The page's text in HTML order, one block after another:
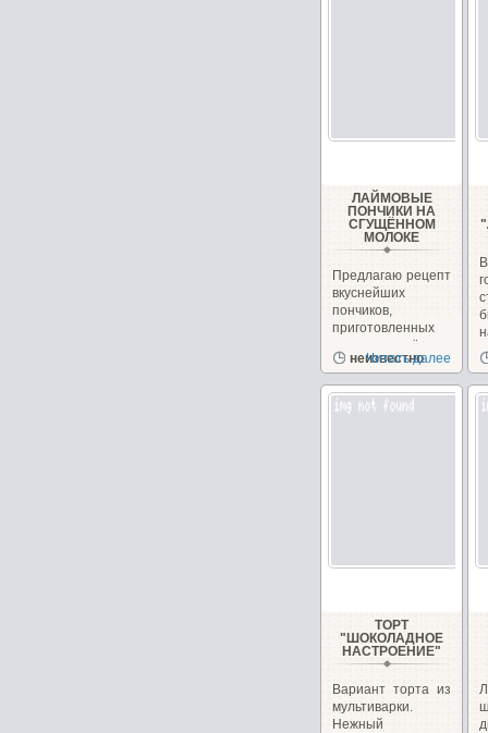
ЛАЙМОВЫЕ
ПОНЧИКИ НА
СГУЩЁННОМ
МОЛОКЕ
Предлагаю рецепт
вкуснейших
пончиков,
приготовленных
на сгущённом
молоке с
неизвестно
Читать далее
ТОРТ
"ШОКОЛАДНОЕ
НАСТРОЕНИЕ"
Вариант торта из
мультиварки.
Нежный